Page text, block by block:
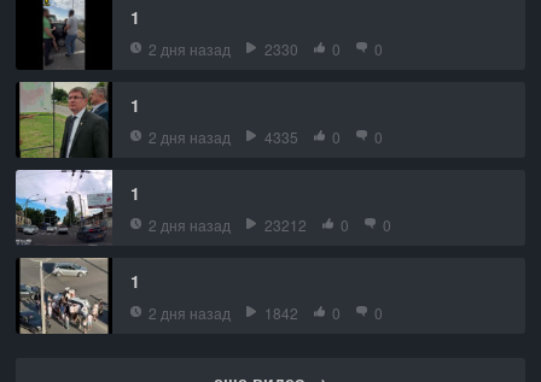
1
2 дня назад 2330 0 0
1
2 дня назад 4335 0 0
1
2 дня назад 23212 0 0
1
2 дня назад 1842 0 0